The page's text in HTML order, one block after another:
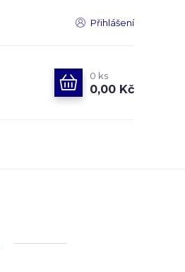
Přihlášení
0 ks
0,00 Kč